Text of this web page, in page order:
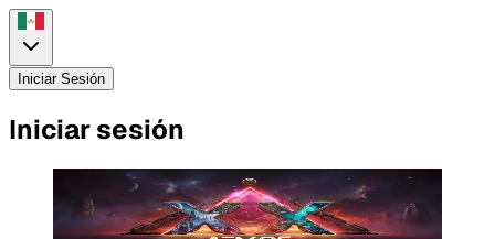
Iniciar Sesión
Iniciar sesión